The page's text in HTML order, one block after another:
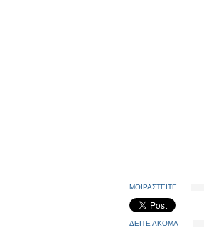
ΜΟΙΡΑΣΤΕΙΤΕ
ΔΕΙΤΕ ΑΚΟΜΑ